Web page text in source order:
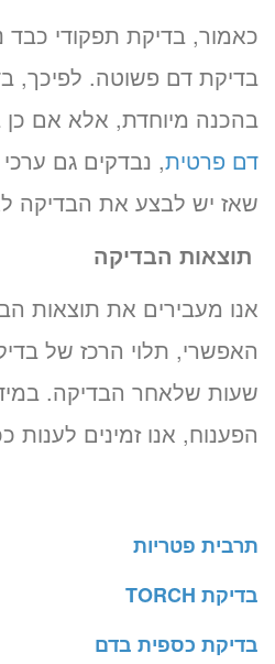
כאמור, בדיקת תפקודי
בדיקת דם פשוטה. לפיכך,
בהכנה מיוחדת, אלא אם
דם פרטית, נבדקים גם
שאז יש לבצע את הבדיקה
תוצאות הבדיקה
אנו מעבירים את תוצאות
שעות שלאחר הבדיקה.
הפענוח, אנו זמינים לענות
תרבית פטריות
בדיקת TORCH
בדיקת כספית בדם